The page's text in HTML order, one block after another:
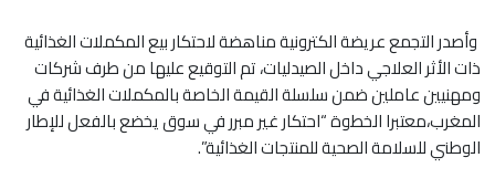
وأصدر التجمع عريضة الكترونية مناهضة لاحتكار بيع المكملات الغذائية
ذات الأثر العلاجي داخل الصيدليات، تم التوقيع عليها من طرف شركات
ومهنيين عاملين ضمن سلسلة القيمة الخاصة بالمكملات الغذائية في
المغرب،معتبرا الخطوة “احتكار غير مبرر في سوق يخضع بالفعل للإطار
الوطني للسلامة الصحية للمنتجات الغذائية”.